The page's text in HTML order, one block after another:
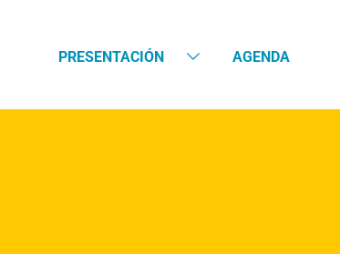
PRESENTACIÓN AGENDA